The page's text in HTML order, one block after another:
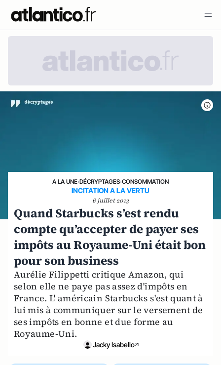
A LA UNE›DÉCRYPTAGES›CONSOMMATION
INCITATION A LA VERTU
6 juillet 2013
Quand Starbucks s’est rendu
compte qu’accepter de payer ses
impôts au Royaume-Uni était bon
pour son business
Aurélie Filippetti critique Amazon, qui
selon elle ne paye pas assez d'impôts en
France. L' américain Starbucks s'est quant à
lui mis à communiquer sur le versement de
ses impôts en bonne et due forme au
Royaume-Uni.
Jacky Isabello